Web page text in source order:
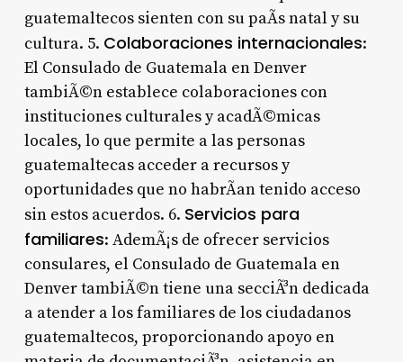
guatemaltecos sienten con su paÃ­s natal y su
cultura. 5. Colaboraciones internacionales:
El Consulado de Guatemala en Denver
tambiÃ©n establece colaboraciones con
instituciones culturales y acadÃ©micas
locales, lo que permite a las personas
guatemaltecas acceder a recursos y
oportunidades que no habrÃ­an tenido acceso
sin estos acuerdos. 6. Servicios para
familiares: AdemÃ¡s de ofrecer servicios
consulares, el Consulado de Guatemala en
Denver tambiÃ©n tiene una secciÃ³n dedicada
a atender a los familiares de los ciudadanos
guatemaltecos, proporcionando apoyo en